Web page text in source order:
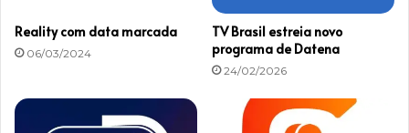
e
n
e
Reality com data marcada
06/03/2024
TV Brasil estreia novo
programa de Datena
24/02/2026